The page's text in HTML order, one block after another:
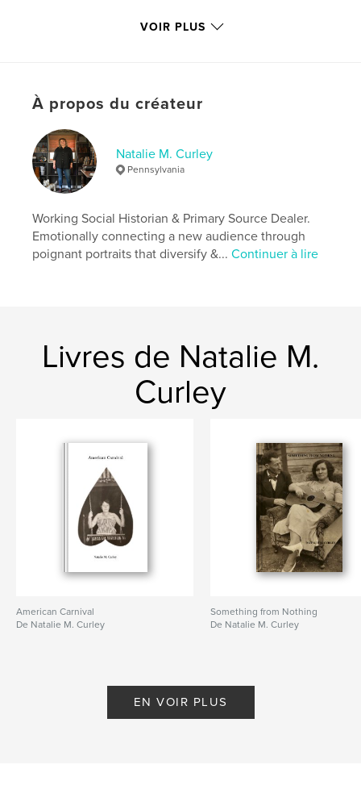
Site Web de l'auteur
Caractéristiques et détails
Catégorie principale:
Catégories supplémentaires États-Unis d’Amérique
(USA),Livres d'art et de photographie
Format choisi:
ISBN
Couverture souple: 9798347693474
Americana Cultures , Marginalized
VOIR PLUS
À propos du créateur
Natalie M. Curley
Pennsylvania
Working Social Historian & Primary Source Dealer.
Emotionally connecting a new audience through
poignant portraits that diversify &...Continuer à lire
Livres de Natalie M.
Curley
American Carnival
De Natalie M. Curley
Something from Nothing
De Natalie M. Curley
EN VOIR PLUS